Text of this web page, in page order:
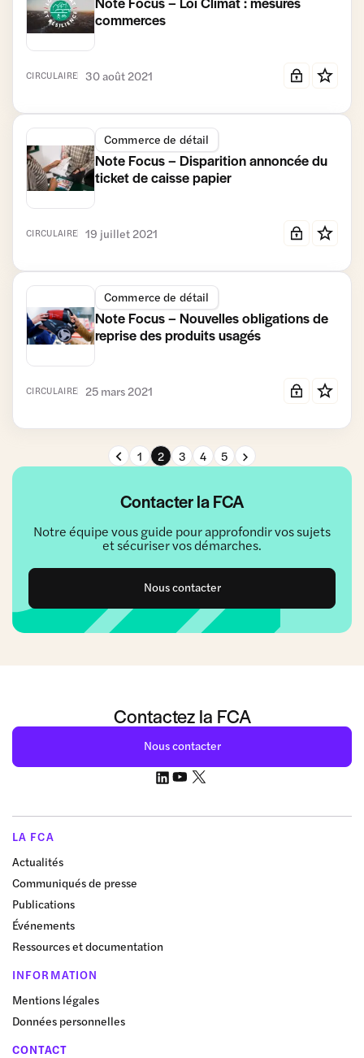
Contacter la FCA
Notre équipe vous guide pour approfondir vos sujets
et sécuriser vos démarches.
Nous contacter
commerces
CIRCULAIRE 30 août 2021
Commerce de détail
Note Focus – Disparition annoncée du
ticket de caisse papier
CIRCULAIRE 19 juillet 2021
Commerce de détail
Note Focus – Nouvelles obligations de
reprise des produits usagés
CIRCULAIRE 25 mars 2021
Page précédente
1 2 3 4 5
Page suivante
Contactez la FCA
Nous contacter
LA FCA
Actualités
Communiqués de presse
Publications
Événements
Ressources et documentation
INFORMATION
Mentions légales
Données personnelles
CONTACT